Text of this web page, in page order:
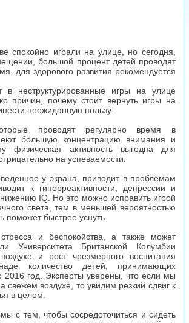
спокойно играли на улице, но сегодня,
большой процент детей проводят
для здорового развития рекомендуется
неструктурированные игры на улице
причин, почему стоит вернуть игры на
неожиданную пользу:
проводят регулярно время в
большую концентрацию внимания и
активность выгодна для
на успеваемости.
у экрана, приводит в проблемам
к гиперреактивности, депрессии и
IQ. Но это можно исправить игрой
света, тем в меньшей вероятностью
поможет быстрее уснуть.
и беспокойства, а также может
Университета Британской Колумбии
и рост чрезмерного воспитания
количество детей, принимающих
2016 год. Эксперты уверены, что если мы
воздухе, то увидим резкий сдвиг к
в целом.
с тем, чтобы сосредоточиться и сидеть